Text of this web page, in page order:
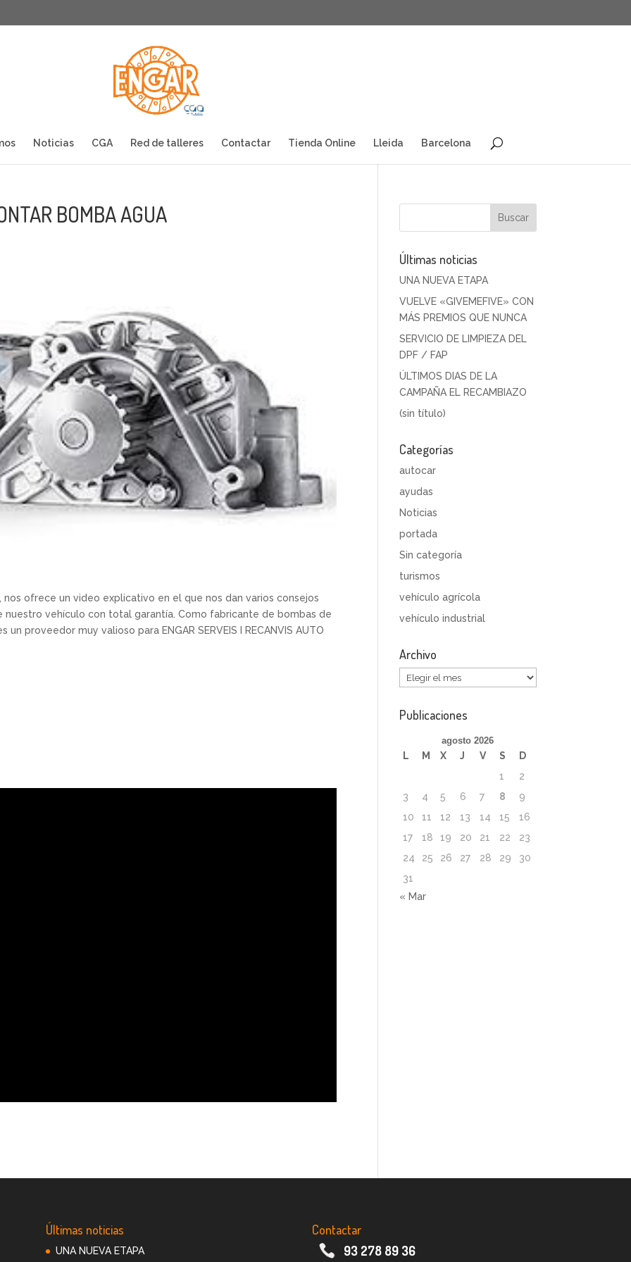
Noticias CGA Red de talleres Contactar Tienda Online Lleida Barcelona
BOMBA AGUA
ofrece un video explicativo en el que nos dan varios consejos
nuestro vehículo con total garantía. Como fabricante de bombas de
proveedor muy valioso para ENGAR SERVEIS I RECANVIS AUTO
Últimas noticias
UNA NUEVA ETAPA
VUELVE «GIVEMEFIVE» CON
MÁS PREMIOS QUE NUNCA
SERVICIO DE LIMPIEZA DEL
DPF / FAP
ÚLTIMOS DIAS DE LA
CAMPAÑA EL RECAMBIAZO
(sin título)
Categorías
autocar
ayudas
Noticias
portada
Sin categoría
turismos
vehículo agrícola
vehículo industrial
Archivo
Archivo
Publicaciones
agosto 2026
L M X J V S
D
1
2
3
4 5 6 7 8
9
10
11 12 13 14 15
16
17
18 19 20 21 22
23
24
25 26 27 28 29
30
31
« Mar
Últimas noticias
UNA NUEVA ETAPA
Contactar
93 278 89 36